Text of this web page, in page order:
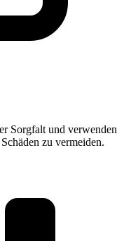
Sorgfalt und verwenden
zu vermeiden.